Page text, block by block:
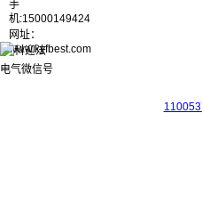
手
机:15000149424
网址：
www.kyfbest.com